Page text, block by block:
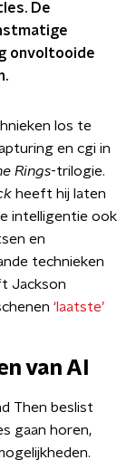
De
onvoltooide
los te
en cgi in
Rings-trilogie.
heeft hij laten
intelligentie ook
en
technieken
Jackson
‘laatste’
van AI
Then beslist
gaan horen,